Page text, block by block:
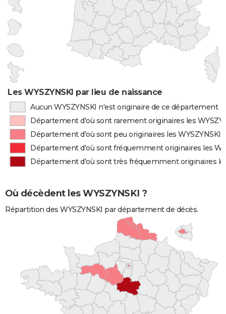
Les WYSZYNSKI par lieu de naissance
Aucun WYSZYNSKI n'est originaire de ce département
Département d'où sont rarement originaires les
Département d'où sont peu originaires les WYSZYNSKI
Département d'où sont fréquemment originaires les
Département d'où sont très fréquemment originaires
Où décèdent les WYSZYNSKI ?
Répartition des WYSZYNSKI par département de décès.